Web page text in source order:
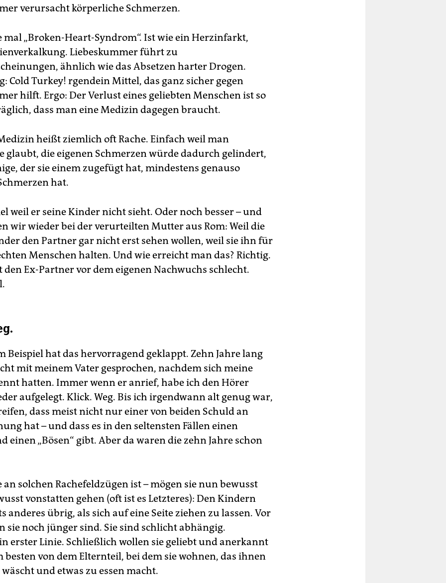
verursacht körperliche Schmerzen.
mal „Broken-Heart-Syndrom“. Ist wie ein Herzinfarkt,
Liebeskummer führt zu
ähnlich wie das Absetzen harter Drogen.
Cold Turkey! rgendein Mittel, das ganz sicher gegen
hilft. Ergo: Der Verlust eines geliebten Menschen ist so
dass man eine Medizin dagegen braucht.
heißt ziemlich oft Rache. Einfach weil man
glaubt, die eigenen Schmerzen würde dadurch gelindert,
der sie einem zugefügt hat, mindestens genauso
hat.
weil er seine Kinder nicht sieht. Oder noch besser – und
wir wieder bei der verurteilten Mutter aus Rom: Weil die
den Partner gar nicht erst sehen wollen, weil sie ihn für
Menschen halten. Und wie erreicht man das? Richtig.
Ex-Partner vor dem eigenen Nachwuchs schlecht.
Beispiel hat das hervorragend geklappt. Zehn Jahre lang
mit meinem Vater gesprochen, nachdem sich meine
hatten. Immer wenn er anrief, habe ich den Hörer
aufgelegt. Klick. Weg. Bis ich irgendwann alt genug war,
dass meist nicht nur einer von beiden Schuld an
hat – und dass es in den seltensten Fällen einen
einen „Bösen“ gibt. Aber da waren die zehn Jahre schon
an solchen Rachefeldzügen ist – mögen sie nun bewusst
vonstatten gehen (oft ist es Letzteres): Den Kindern
anderes übrig, als sich auf eine Seite ziehen zu lassen. Vor
sie noch jünger sind. Sie sind schlicht abhängig.
erster Linie. Schließlich wollen sie geliebt und anerkannt
besten von dem Elternteil, bei dem sie wohnen, das ihnen
wäscht und etwas zu essen macht.